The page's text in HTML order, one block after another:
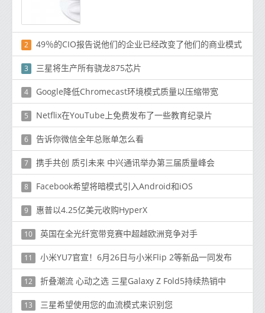
2 49％的CIO报告说他们的企业已经改变了他们的商业模式
3 三星将生产所有骁龙875芯片
4 Google降低Chromecast环境模式质量以压缩带宽
5 Netflix在YouTube上免费发布了一些教育纪录片
6 告诉你微信全年总账单怎么看
7 携手共创 质引未来 中兴通讯举办第三届质量峰会
8 Facebook希望将暗模式引入Android和iOS
9 惠普以4.25亿美元收购HyperX
10 英国在全光纤宽带竞赛中超越欧洲竞争对手
11 小米YU7官宣！6月26日与小米Flip 2等新品一同发布
12 折叠潮流 心动之选 三星Galaxy Z Fold5持续热销中
13 三星希望使用您的血流模式来识别您